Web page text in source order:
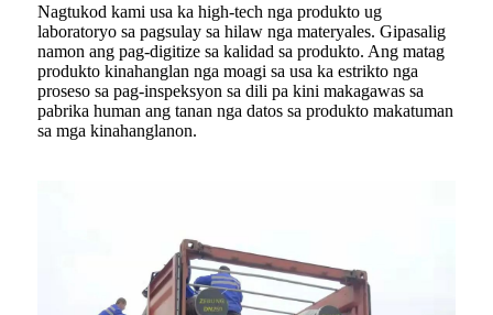
Nagtukod kami usa ka high-tech nga produkto ug
laboratoryo sa pagsulay sa hilaw nga materyales. Gipasalig
namon ang pag-digitize sa kalidad sa produkto. Ang matag
produkto kinahanglan nga moagi sa usa ka estrikto nga
proseso sa pag-inspeksyon sa dili pa kini makagawas sa
pabrika human ang tanan nga datos sa produkto makatuman
sa mga kinahanglanon.